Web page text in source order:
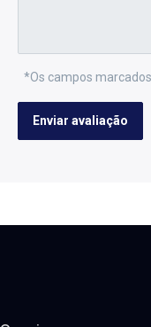
*Os campos
Enviar avaliação